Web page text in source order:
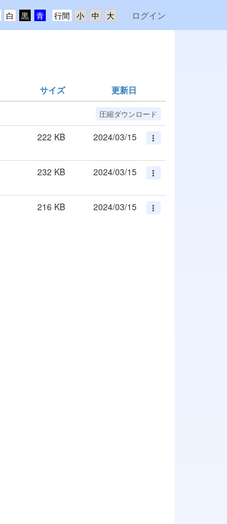
行間 ログイン
サイズ
更新日
圧縮ダウンロード
222 KB 2024/03/15
232 KB 2024/03/15
216 KB 2024/03/15